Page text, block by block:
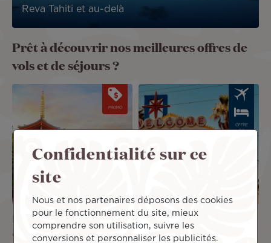
Reva Tahiti et au-delà
Prêt à découvrir nos meilleures offres de
vols et de séjours ?
PROMO
Le Japon revient avec un
code promo !
Image
OFFRE
DE
Voyage à Deux à Las
Vegas
Confidentialité sur ce
site
Nous et nos partenaires déposons des cookies
pour le fonctionnement du site, mieux
comprendre son utilisation, suivre les
conversions et personnaliser les publicités.